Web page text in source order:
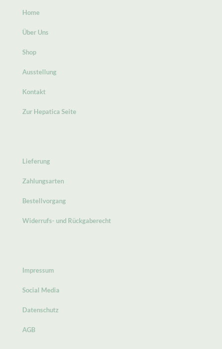
Home
Über Uns
Shop
Ausstellung
Kontakt
Zur Hepatica Seite
Lieferung
Zahlungsarten
Bestellvorgang
Widerrufs- und Rückgaberecht
Impressum
Social Media
Datenschutz
AGB